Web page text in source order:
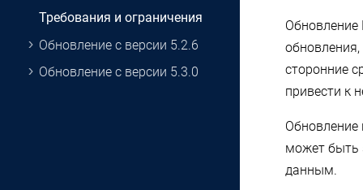
Требования и ограничения
Обновление с версии 5.2.6
Обновление с версии 5.3.0
сторонние
привести к
Обновление
может быть
данным.